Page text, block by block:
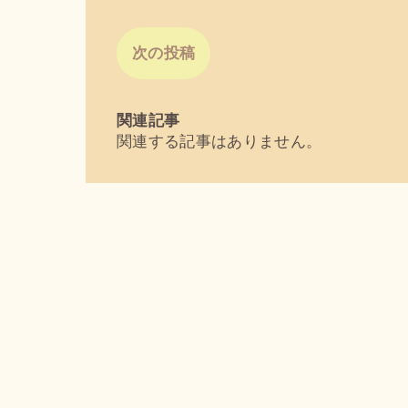
次の投稿
関連記事
関連する記事はありません。